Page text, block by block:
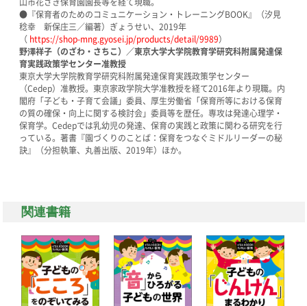
●『保育者のためのコミュニケーション・トレーニングBOOK』（汐見
稔幸 新保庄三／編著）ぎょうせい、2019年
（ https://shop-mng.gyosei.jp/products/detail/9989）
野澤祥子（のざわ・さちこ）／東京大学大学院教育学研究科附属発達保
育実践政策学センター准教授
東京大学大学院教育学研究科附属発達保育実践政策学センター
（Cedep）准教授。東京家政学院大学准教授を経て2016年より現職。内
閣府「子ども・子育て会議」委員、厚生労働省「保育所等における保育
の質の確保・向上に関する検討会」委員等を歴任。専攻は発達心理学・
保育学。Cedepでは乳幼児の発達、保育の実践と政策に関わる研究を行
っている。著書『園づくりのことば：保育をつなぐミドルリーダーの秘
訣』（分担執筆、丸善出版、2019年）ほか。
関連書籍